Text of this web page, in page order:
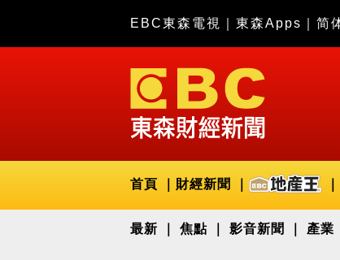
EBC東森電視 東森Apps 简
首頁 財經新聞
最新 焦點 影音新聞 產業